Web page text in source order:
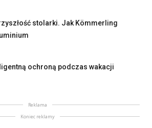
stolarki. Jak Kömmerling
ochroną podczas wakacji
Reklama
Koniec reklamy